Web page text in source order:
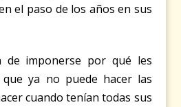
el paso de los años en sus
de imponerse por qué les
ya no puede hacer las
cuando tenían todas sus